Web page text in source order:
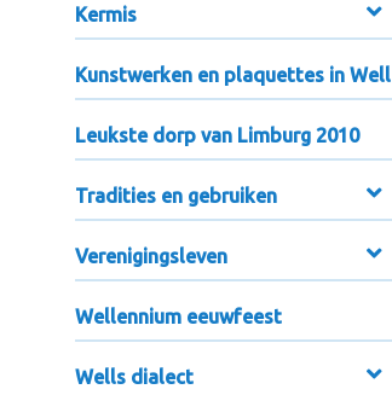
Kermis
Kunstwerken en plaquettes in Well
Leukste dorp van Limburg 2010
Tradities en gebruiken
Verenigingsleven
Wellennium eeuwfeest
Wells dialect